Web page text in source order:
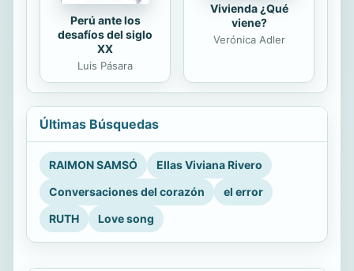
Perú ante los
desafíos del siglo
XX
Luis Pásara
Vivienda ¿Qué
viene?
Verónica Adler
Últimas Búsquedas
RAIMON SAMSÓ
Ellas Viviana Rivero
Conversaciones del corazón
el error
RUTH
Love song